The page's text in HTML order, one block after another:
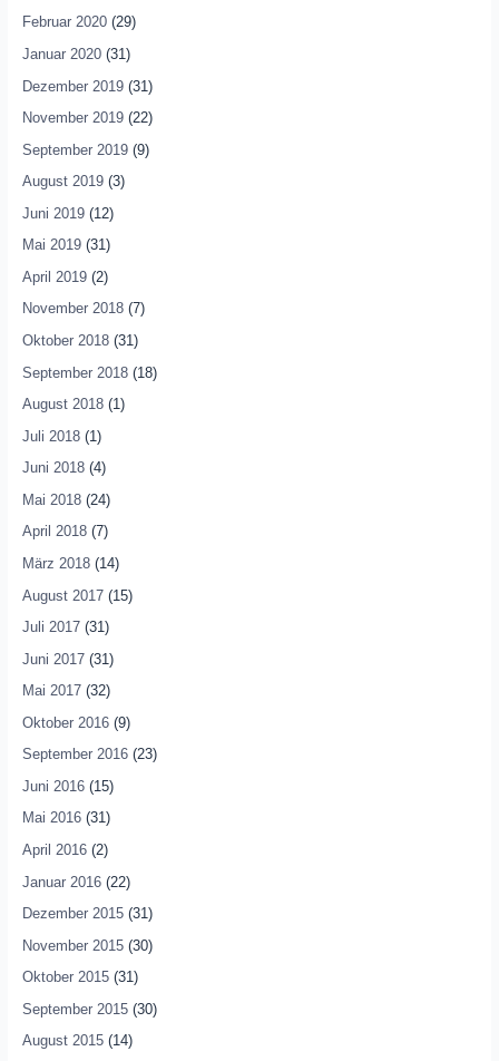
Februar 2020(29)
Januar 2020(31)
Dezember 2019(31)
November 2019(22)
September 2019(9)
August 2019(3)
Juni 2019(12)
Mai 2019(31)
April 2019(2)
November 2018(7)
Oktober 2018(31)
September 2018(18)
August 2018(1)
Juli 2018(1)
Juni 2018(4)
Mai 2018(24)
April 2018(7)
März 2018(14)
August 2017(15)
Juli 2017(31)
Juni 2017(31)
Mai 2017(32)
Oktober 2016(9)
September 2016(23)
Juni 2016(15)
Mai 2016(31)
April 2016(2)
Januar 2016(22)
Dezember 2015(31)
November 2015(30)
Oktober 2015(31)
September 2015(30)
August 2015(14)